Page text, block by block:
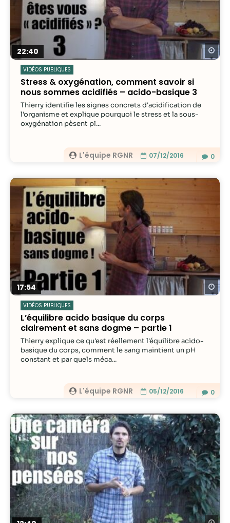
22:40
VIDÉOS PUBLIQUES
Stress & oxygénation, comment savoir si
nous sommes acidifiés – acido-basique 3
L'équipe RGNR 07/12/2016
Thierry identifie les signes concrets d'acidification de
l'organisme et explique pourquoi le stress et la sous-
oxygénation pèsent pl...
0
17:54
VIDÉOS PUBLIQUES
L’équilibre acido basique du corps
clairement et sans dogme – partie 1
L'équipe RGNR 05/12/2016
Thierry explique ce qu'est réellement l'équilibre acido-
basique du corps, comment le sang maintient un pH
constant et par quels méca...
0